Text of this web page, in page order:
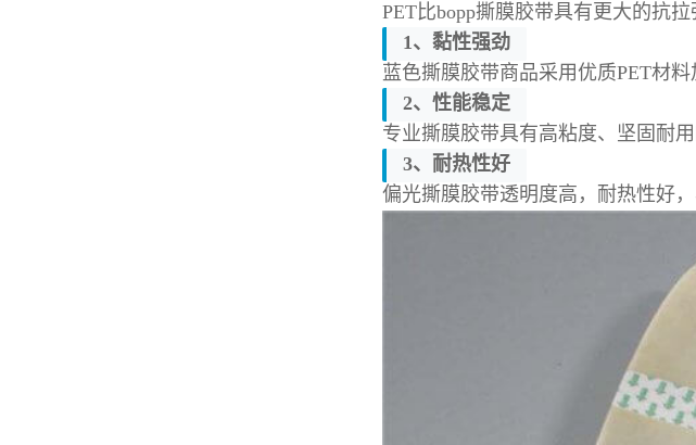
PET比bopp撕膜胶带具有更大的抗
1、黏性强劲
蓝色撕膜胶带商品采用优质PET材
2、性能稳定
专业撕膜胶带具有高粘度、坚固耐
3、耐热性好
偏光撕膜胶带透明度高，耐热性好